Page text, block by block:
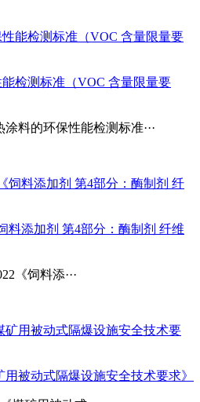
检测标准（VOC 含量限量要
涂料的环保性能检测标准···
料添加剂 第4部分：酶制剂 纤维
《饲料添···
用被动式隔爆设施安全技术要求》